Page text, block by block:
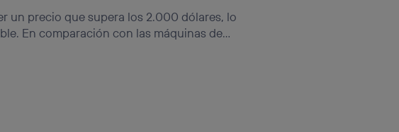
un precio que supera los 2.000 dólares, lo
En comparación con las máquinas de...
miembros del hogar que
ya que se basará
Utiq” en la parte